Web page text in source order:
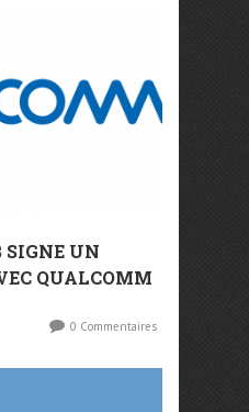
SIGNE UN
QUALCOMM
0 Commentaires